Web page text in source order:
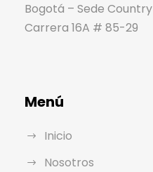
Bogotá – Sede Country
Carrera 16A # 85-29
Menú
Inicio
Nosotros